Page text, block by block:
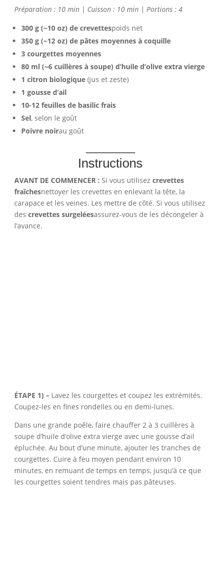
Préparation : 10 min | Cuisson : 10 min | Portions : 4
300 g (~10 oz) de crevettespoids net
350 g (~12 oz) de pâtes moyennes à coquille
3 courgettes moyennes
80 ml (~6 cuillères à soupe) d’huile d’olive extra vierge
1 citron biologique(jus et zeste)
1 gousse d’ail
10-12 feuilles de basilic frais
Sel, selon le goût
Poivre noirau goût
Instructions
AVANT DE COMMENCER : Si vous utilisez crevettes
fraîchesnettoyer les crevettes en enlevant la tête, la
carapace et les veines. Les mettre de côté. Si vous utilisez
des crevettes surgeléesassurez-vous de les décongeler à
l’avance.
ÉTAPE 1) – Lavez les courgettes et coupez les extrémités.
Coupez-les en fines rondelles ou en demi-lunes.
Dans une grande poêle, faire chauffer 2 à 3 cuillères à
soupe d’huile d’olive extra vierge avec une gousse d’ail
épluchée. Au bout d’une minute, ajouter les tranches de
courgettes. Cuire à feu moyen pendant environ 10
minutes, en remuant de temps en temps, jusqu’à ce que
les courgettes soient tendres mais pas pâteuses.